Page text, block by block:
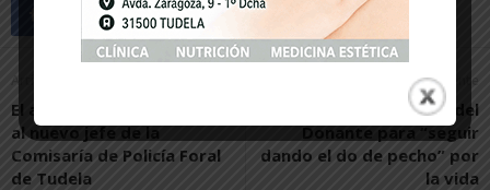
Artículo anterior
El alcalde de Tudela recibe
al nuevo jefe de la
Comisaría de Policía Foral
de Tudela
Artículo siguiente
Tudela se suma al Día del
Donante para “seguir
dando el do de pecho” por
la vida